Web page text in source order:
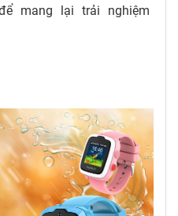
mang lại trải nghiệm